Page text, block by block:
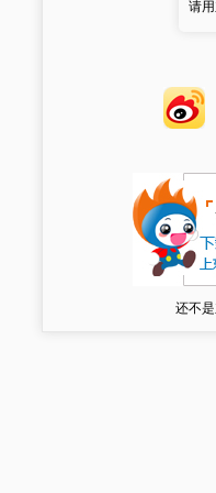
请
还不